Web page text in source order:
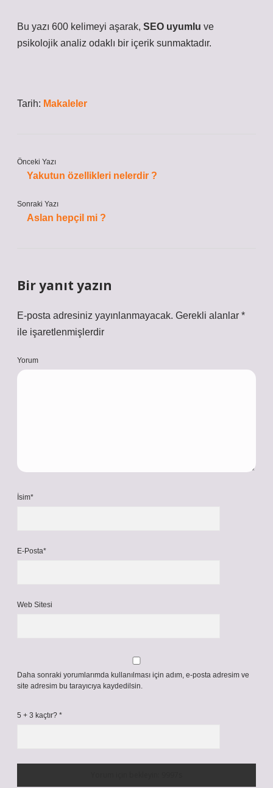
Bu yazı 600 kelimeyi aşarak, SEO uyumlu ve
psikolojik analiz odaklı bir içerik sunmaktadır.
Tarih: Makaleler
Önceki Yazı
Yakutun özellikleri nelerdir ?
Sonraki Yazı
Aslan hepçil mi ?
Bir yanıt yazın
E-posta adresiniz yayınlanmayacak. Gerekli alanlar *
ile işaretlenmişlerdir
Yorum
İsim*
E-Posta*
Web Sitesi
Daha sonraki yorumlarımda kullanılması için adım, e-posta adresim ve
site adresim bu tarayıcıya kaydedilsin.
5 + 3 kaçtır? *